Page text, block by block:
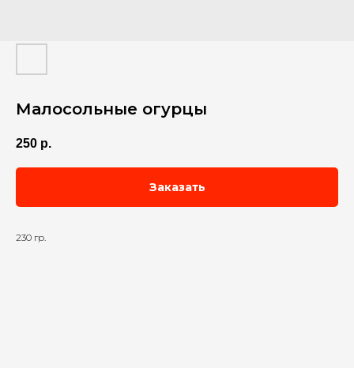
Малосольные огурцы
250 р.
Заказать
230 гр.